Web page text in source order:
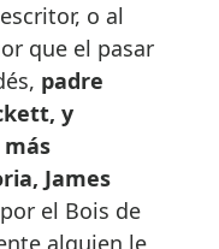
o al
que el pasar
padre
y
James
el Bois de
alguien le